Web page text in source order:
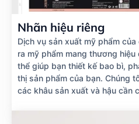
Nhãn hiệu riêng
Dịch vụ sản xuất mỹ phẩm
ra mỹ phẩm mang thương
thể giúp bạn thiết kế bao bì,
thị sản phẩm của bạn. Chúng
các khâu sản xuất và hậu cần